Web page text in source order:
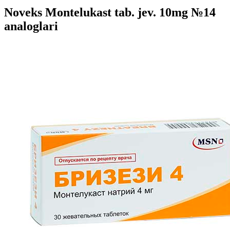
Noveks Montelukast tab. jev. 10mg №14
analoglari